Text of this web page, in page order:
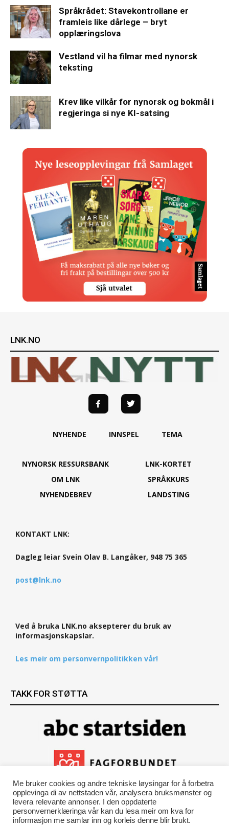
Språkrådet: Stavekontrollane er
framleis like dårlege – bryt
opplæringslova
Vestland vil ha filmar med nynorsk
teksting
Krev like vilkår for nynorsk og bokmål i
regjeringa si nye KI-satsing
LNK.NO
NYHENDE INNSPEL TEMA
NYNORSK RESSURSBANK
OM LNK
NYHENDEBREV
LNK-KORTET
SPRÅKKURS
LANDSTING
KONTAKT LNK:
Dagleg leiar Svein Olav B. Langåker, 948 75 365
post@lnk.no
Ved å bruka LNK.no aksepterer du bruk av
informasjonskapslar.
Les meir om personvernpolitikken vår!
TAKK FOR STØTTA
Me bruker cookies og andre tekniske løysingar for å forbetra
opplevinga di av nettstaden vår, analysera bruksmønster og
levera relevante annonser. I den oppdaterte
personvernerklæringa vår kan du lesa meir om kva for
informasjon me samlar inn og korleis denne blir brukt.